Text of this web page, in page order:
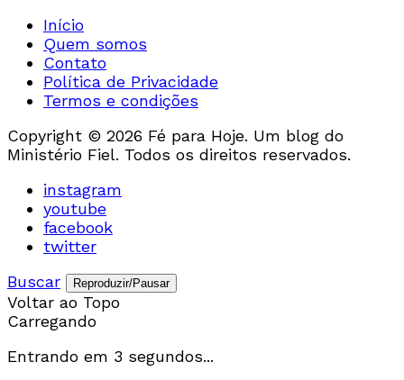
Início
Quem somos
Contato
Política de Privacidade
Termos e condições
Copyright © 2026 Fé para Hoje. Um blog do
Ministério Fiel. Todos os direitos reservados.
instagram
youtube
facebook
twitter
Buscar
Reproduzir/Pausar
Voltar ao Topo
Carregando
Entrando em 3 segundos...